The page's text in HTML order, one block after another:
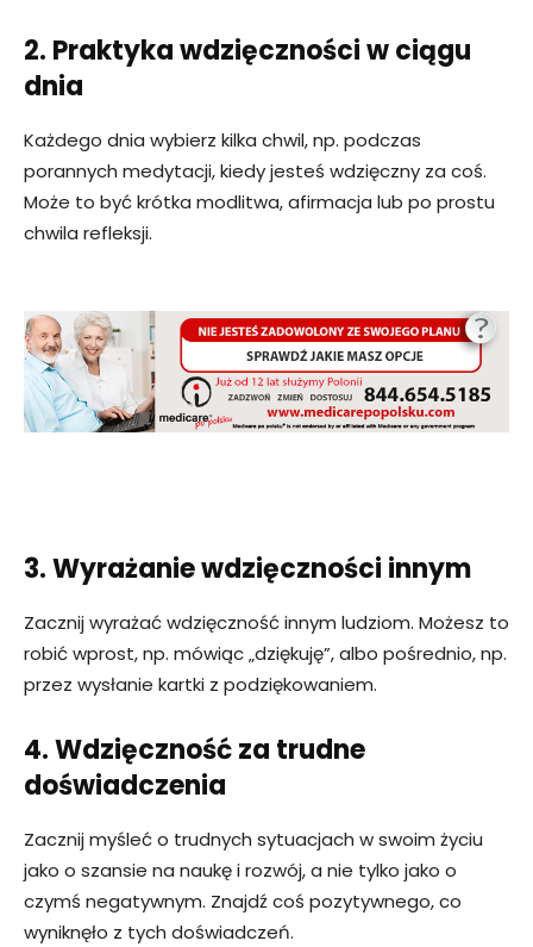
2. Praktyka wdzięczności w ciągu
dnia
Każdego dnia wybierz kilka chwil, np. podczas
porannych medytacji, kiedy jesteś wdzięczny za coś.
Może to być krótka modlitwa, afirmacja lub po prostu
chwila refleksji.
3. Wyrażanie wdzięczności innym
Zacznij wyrażać wdzięczność innym ludziom. Możesz to
robić wprost, np. mówiąc „dziękuję”, albo pośrednio, np.
przez wysłanie kartki z podziękowaniem.
4. Wdzięczność za trudne
doświadczenia
Zacznij myśleć o trudnych sytuacjach w swoim życiu
jako o szansie na naukę i rozwój, a nie tylko jako o
czymś negatywnym. Znajdź coś pozytywnego, co
wyniknęło z tych doświadczeń.